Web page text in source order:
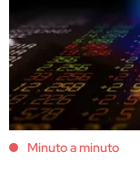
Minuto a minuto